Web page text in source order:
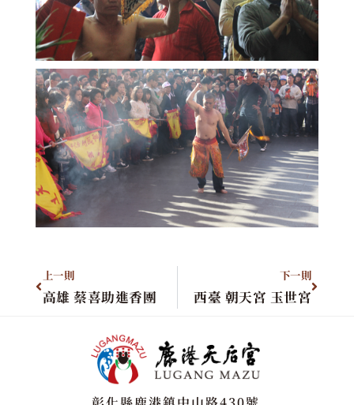
上一則
高雄 蔡喜助進香團
下一則
西臺 朝天宮 玉世宮